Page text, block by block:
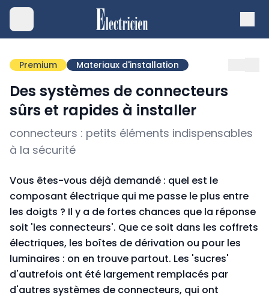
Premium Materiaux d'installation
Des systèmes de connecteurs
sûrs et rapides à installer
connecteurs : petits éléments indispensables
à la sécurité
Vous êtes-vous déjà demandé : quel est le
composant électrique qui me passe le plus entre
les doigts ? Il y a de fortes chances que la réponse
soit 'les connecteurs'. Que ce soit dans les coffrets
électriques, les boîtes de dérivation ou pour les
luminaires : on en trouve partout. Les 'sucres'
d'autrefois ont été largement remplacés par
d'autres systèmes de connecteurs, qui ont